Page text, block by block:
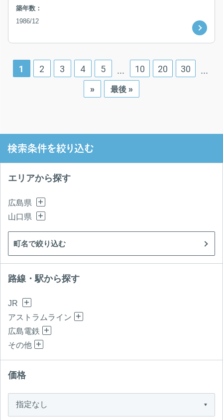
検索条件を絞り込む
エリアから探す
広島県
山口県
町名で絞り込む
路線・駅から探す
JR
アストラムライン
広島電鉄
その他
価格
築年数：
1986/12
1 2 3 4 5 ... 10 20 30 ...
» 最後 »